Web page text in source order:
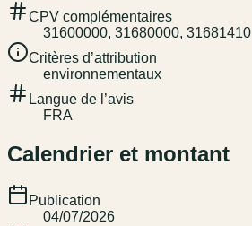
CPV complémentaires
31600000, 31680000, 31681410
Critères d’attribution
environnementaux
Langue de l’avis
FRA
Calendrier et montant
Publication
04/07/2026